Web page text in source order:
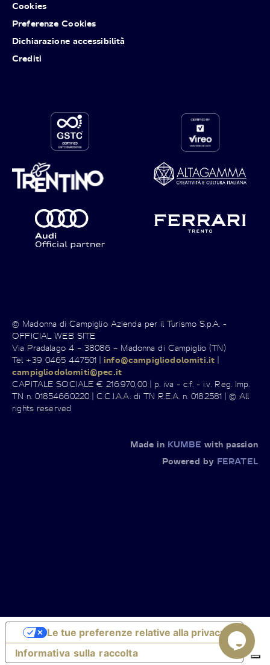
Cookies
Preferenze Cookies
Dichiarazione accessibilità
Crediti
© Madonna di Campiglio Azienda per il Turismo S.p.A. -
OFFICIAL WEB SITE
Via Pradalago 4 – 38086 – Madonna di Campiglio (TN)
Tel +39 0465 447501 |info@campigliodolomiti.it |
campigliodolomiti@pec.it
CAPITALE SOCIALE € 216.970,00 | p. iva - c.f. - i.v. Reg. Imp.
TN n. 01854660220 | C.C.I.A.A. di TN R.E.A. n. 0182581 | © All
rights reserved
Made in KUMBE with passion
Powered by FERATEL
Informativa sulla raccolta
Le tue preferenze relative alla privacy